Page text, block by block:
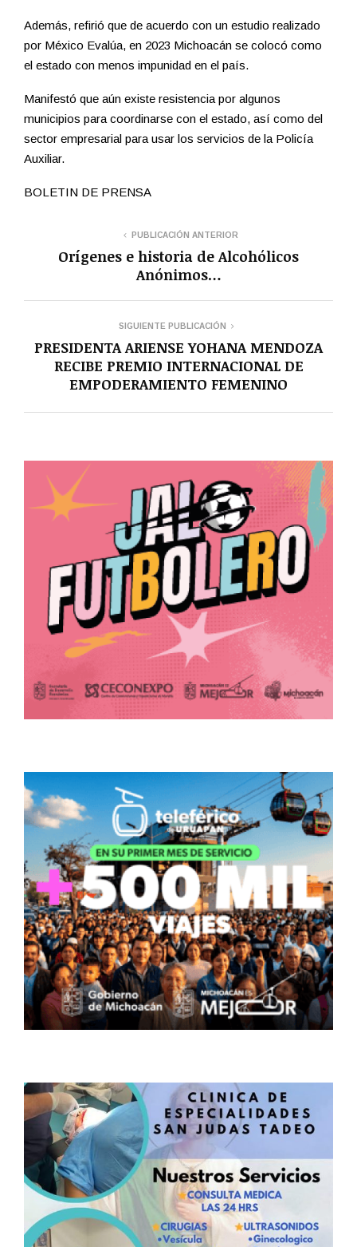
Además, refirió que de acuerdo con un estudio realizado
por México Evalúa, en 2023 Michoacán se colocó como
el estado con menos impunidad en el país.
Manifestó que aún existe resistencia por algunos
municipios para coordinarse con el estado, así como del
sector empresarial para usar los servicios de la Policía
Auxiliar.
BOLETIN DE PRENSA
PUBLICACIÓN ANTERIOR
Orígenes e historia de Alcohólicos
Anónimos…
SIGUIENTE PUBLICACIÓN
PRESIDENTA ARIENSE YOHANA MENDOZA
RECIBE PREMIO INTERNACIONAL DE
EMPODERAMIENTO FEMENINO